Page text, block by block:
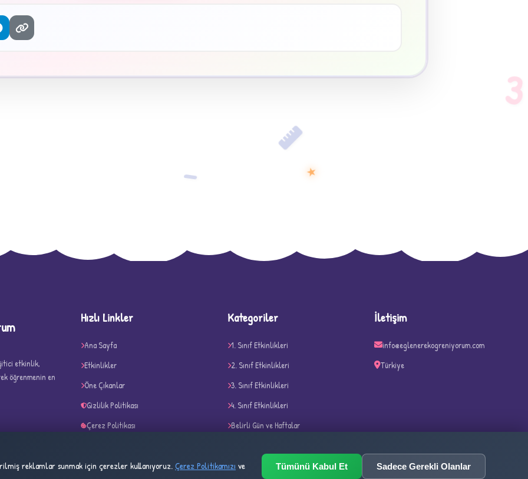
★
D
3
−
etkinlik,
öğrenmenin en
Hızlı Linkler
Ana Sayfa
Etkinlikler
Öne Çıkanlar
Gizlilik Politikası
Çerez Politikası
Kategoriler
1. Sınıf Etkinlikleri
2. Sınıf Etkinlikleri
3. Sınıf Etkinlikleri
4. Sınıf Etkinlikleri
Belirli Gün ve Haftalar
İletişim
info@eglenerekogreniyorum.com
Türkiye
reklamlar sunmak için çerezler kullanıyoruz.Çerez Politikamızı ve
Tümünü Kabul Et Sadece Gerekli Olanlar